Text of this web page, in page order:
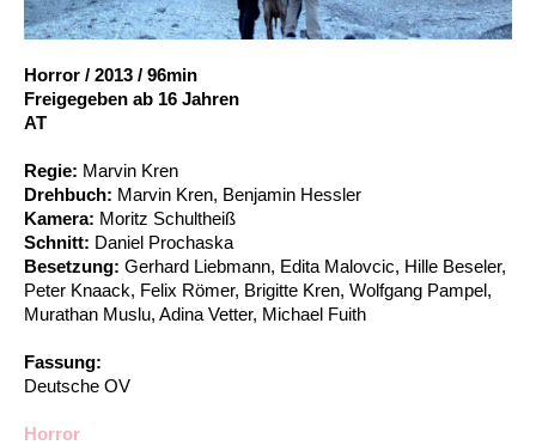
Account
Horror / 2013 / 96min
Freigegeben ab 16 Jahren
AT
Regie: Marvin Kren
Drehbuch: Marvin Kren, Benjamin Hessler
Kamera: Moritz Schultheiß
Schnitt: Daniel Prochaska
Besetzung: Gerhard Liebmann, Edita Malovcic, Hille Beseler,
Peter Knaack, Felix Römer, Brigitte Kren, Wolfgang Pampel,
Murathan Muslu, Adina Vetter, Michael Fuith
Fassung:
Deutsche OV
Horror